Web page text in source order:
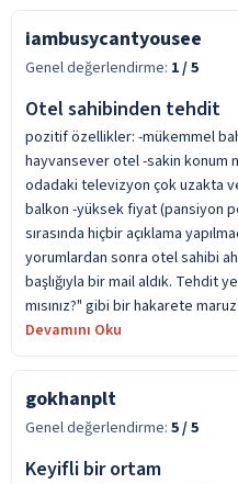
iambusycantyousee
Genel değerlendirme: 1/ 5
Otel sahibinden tehdit
pozitif özellikler: -mükemmel
hayvansever otel -sakin konum
odadaki televizyon çok uzakta
balkon -yüksek fiyat (pansiyon
sırasında hiçbir açıklama
yorumlardan sonra otel sahibi
başlığıyla bir mail aldık. Tehdit
mısınız?" gibi bir hakarete
Devamını Oku
gokhanplt
Genel değerlendirme: 5/ 5
Keyifli bir ortam